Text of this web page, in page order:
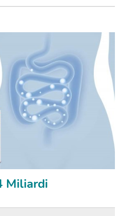
Miliardi